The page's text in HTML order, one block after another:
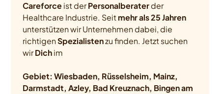
Careforceist derPersonalberaterder
Healthcare Industrie. Seitmehr als 25 Jahren
unterstützen wir Unternehmen dabei, die
richtigenSpezialistenzu finden. Jetzt suchen
wirDichim
Gebiet: Wiesbaden, Rüsselsheim, Mainz,
Darmstadt, Azley, Bad Kreuznach, Bingen am